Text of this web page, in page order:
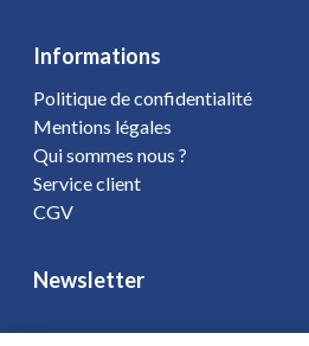
Informations
Politique de confidentialité
Mentions légales
Qui sommes nous ?
Service client
CGV
Newsletter